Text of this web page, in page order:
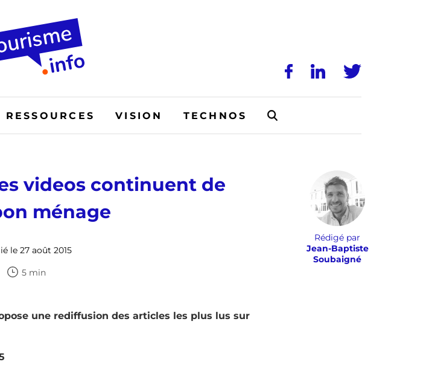
RESSOURCES VISION TECHNOS
videos continuent de
ménage
le 27 août 2015
5 min
Rédigé par
Jean-Baptiste
Soubaigné
une rediffusion des articles les plus lus sur